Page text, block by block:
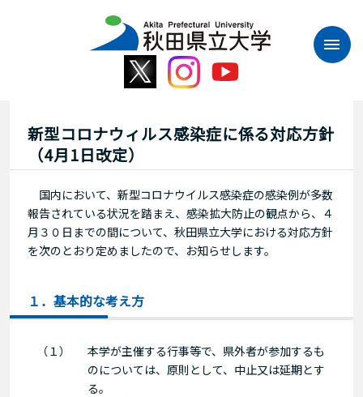
新型コロナウィルス感染症に係る対応方針
（4月1日改定）
国内において、新型コロナウイルス感染症の感染例が多数
報告されている状況を踏まえ、感染拡大防止の観点から、４
月３０日までの間について、秋田県立大学における対応方針
を次のとおり定めましたので、お知らせします。
１．基本的な考え方
（１）
本学が主催する行事等で、県外者が参加するも
のについては、原則として、中止又は延期とす
る。